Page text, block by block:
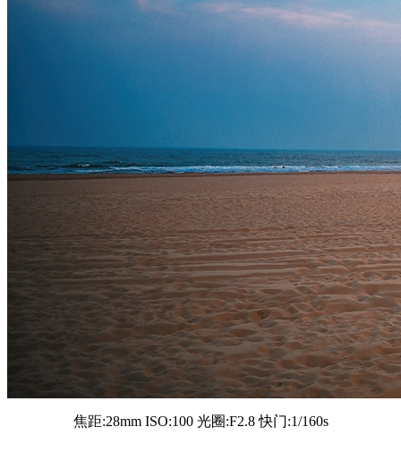
焦距:28mm ISO:100 光圈:F2.8 快门:1/160s